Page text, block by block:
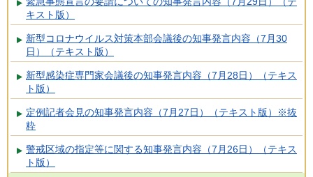
キスト版）
新型コロナウイルス対策本部会議後の知事発言内容（7月30
日）（テキスト版）
新型感染症専門家会議後の知事発言内容（7月28日）（テキス
ト版）
定例記者会見の知事発言内容（7月27日）（テキスト版）※抜
粋
警戒区域の指定等に関する知事発言内容（7月26日）（テキス
ト版）